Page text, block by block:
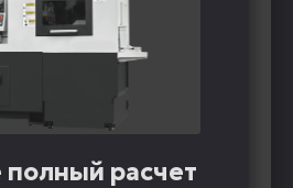
полный расчет